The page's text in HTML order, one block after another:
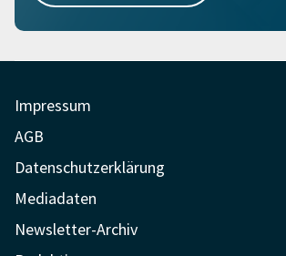
Impressum
AGB
Datenschutzerklärung
Mediadaten
Newsletter-Archiv